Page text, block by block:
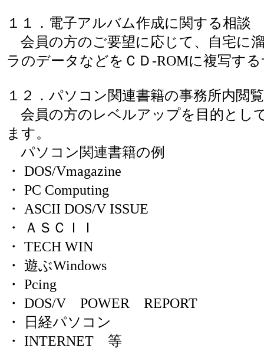
１１．電子アルバム作成に関する相談
会員の方のご要望に応じて、自宅に
ラのデータなどをＣＤ-ROMに複写す
１２．パソコン関連書籍の事務所内閲覧
会員の方のレベルアップを目的とし
ます。
パソコン関連書籍の例
・ DOS/Vmagazine
・ PC Computing
・ ASCII DOS/V ISSUE
・ ＡＳＣＩＩ
・ TECH WIN
・ 遊ぶWindows
・ Pcing
・ DOS/V POWER REPORT
・ 日経パソコン
・ INTERNET 等